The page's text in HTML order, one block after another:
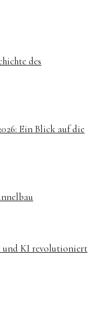
des
Ein Blick auf die
und KI revolutioniert